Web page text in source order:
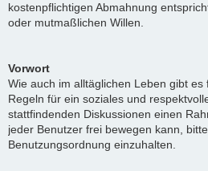
kostenpflichtigen Abmahnung
oder mutmaßlichen Willen.
Vorwort
Wie auch im alltäglichen Leben gibt
Regeln für ein soziales und
stattfindenden Diskussionen einen
jeder Benutzer frei bewegen kann,
Benutzungsordnung einzuhalten.